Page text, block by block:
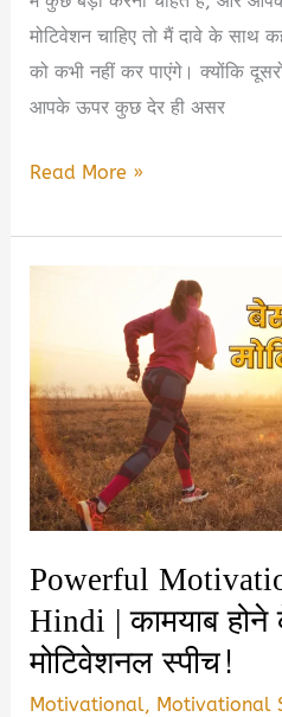
मोटिवेशन चाहिए तो मैं दावे के
को कभी नहीं कर पाएंगे। क्योंकि दूसरों
आपके ऊपर कुछ देर ही असर
Best
Speech
|
सफ़लता
के
लिए
बेस्ट
और
मोटिवेशनल
स्पीच
Read More »
Powerful
Hindi | कामयाब
मोटिवेशनल स्पीच!
Motivational, Motivational